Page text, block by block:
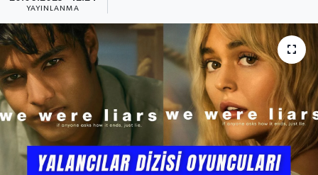
YAYINLANMA
Güncel
Kültür & Sanat
Magazin
Resmi İlan
Sağlık & Yaşam